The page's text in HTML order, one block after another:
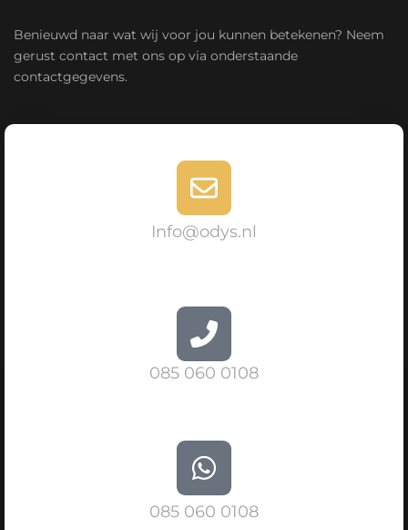
Benieuwd naar wat wij voor jou kunnen betekenen? Neem
gerust contact met ons op via onderstaande
contactgegevens.
Info@odys.nl
085 060 0108
085 060 0108